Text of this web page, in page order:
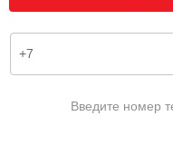
Введите номер